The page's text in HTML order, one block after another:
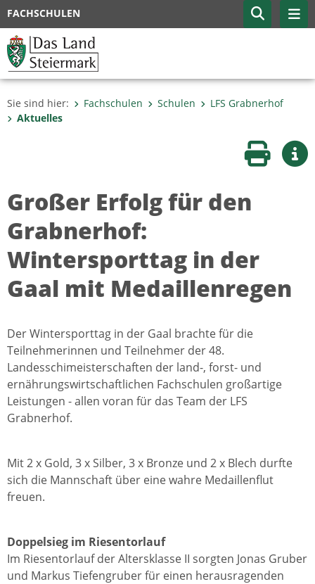
FACHSCHULEN
Sie sind hier: Fachschulen Schulen
LFS Grabnerhof
Aktuelles
Seite
Großer Erfolg für den
Grabnerhof:
Wintersporttag in der
Gaal mit Medaillenregen
Der Wintersporttag in der Gaal brachte für die
Teilnehmerinnen und Teilnehmer der 48.
Landesschimeisterschaften der land-, forst- und
ernährungswirtschaftlichen Fachschulen großartige
Leistungen - allen voran für das Team der LFS
Grabnerhof.
Mit 2 x Gold, 3 x Silber, 3 x Bronze und 2 x Blech durfte
sich die Mannschaft über eine wahre Medaillenflut
freuen.
Doppelsieg im Riesentorlauf
Im Riesentorlauf der Altersklasse II sorgten Jonas Gruber
und Markus Tiefengruber für einen herausragenden